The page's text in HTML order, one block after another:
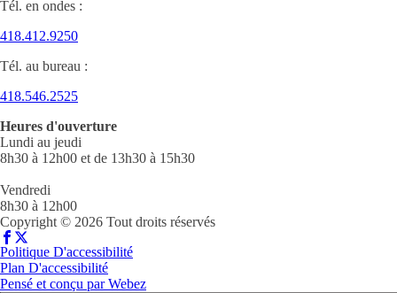
Tél. en ondes :
418.412.9250
Tél. au bureau :
418.546.2525
Heures d'ouverture
Lundi au jeudi
8h30 à 12h00 et de 13h30 à 15h30
Vendredi
8h30 à 12h00
Copyright © 2026 Tout droits réservés
Politique D'accessibilité
Plan D'accessibilité
Pensé et conçu parWebez